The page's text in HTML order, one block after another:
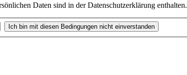
Daten sind in der Datenschutzerklärung enthalten.